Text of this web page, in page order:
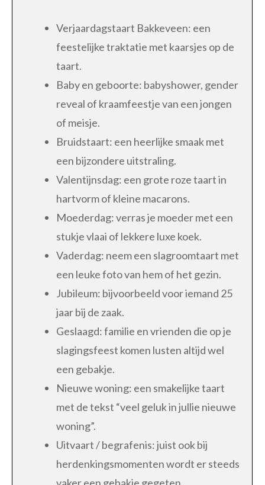
Verjaardagstaart Bakkeveen: een
feestelijke traktatie met kaarsjes op de
taart.
Baby en geboorte: babyshower, gender
reveal of kraamfeestje van een jongen
of meisje.
Bruidstaart: een heerlijke smaak met
een bijzondere uitstraling.
Valentijnsdag: een grote roze taart in
hartvorm of kleine macarons.
Moederdag: verras je moeder met een
stukje vlaai of lekkere luxe koek.
Vaderdag: neem een slagroomtaart met
een leuke foto van hem of het gezin.
Jubileum: bijvoorbeeld voor iemand 25
jaar bij de zaak.
Geslaagd: familie en vrienden die op je
slagingsfeest komen lusten altijd wel
een gebakje.
Nieuwe woning: een smakelijke taart
met de tekst “veel geluk in jullie nieuwe
woning”.
Uitvaart / begrafenis: juist ook bij
herdenkingsmomenten wordt er steeds